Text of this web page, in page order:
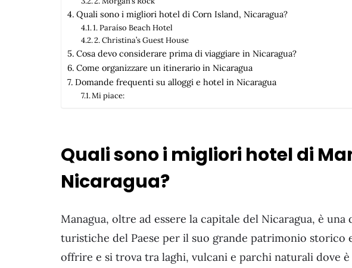
Quali sono i migliori hotel di Corn Island, Nicaragua?
1. Paraíso Beach Hotel
2. Christina’s Guest House
Cosa devo considerare prima di viaggiare in Nicaragua?
Come organizzare un itinerario in Nicaragua
Domande frequenti su alloggi e hotel in Nicaragua
Mi piace:
Quali sono i migliori hotel di
Nicaragua?
Managua, oltre ad essere la capitale del Nicaragua, è
turistiche del Paese per il suo grande patrimonio storico
offrire e si trova tra laghi, vulcani e parchi naturali dove